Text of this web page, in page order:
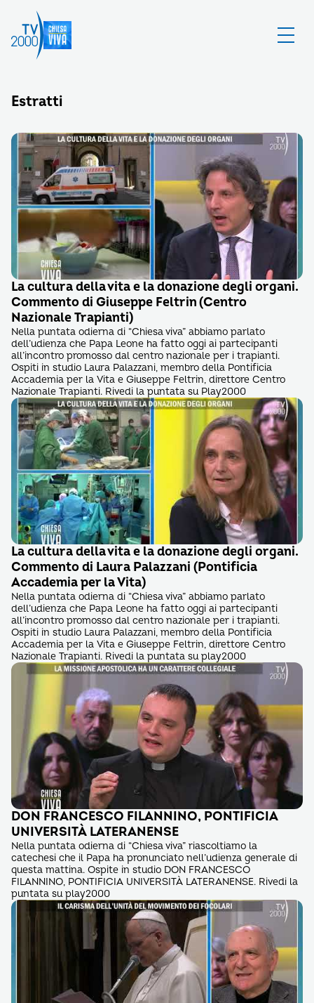
Estratti
La cultura della vita e la donazione degli organi.
Commento di Giuseppe Feltrin (Centro
Nazionale Trapianti)
Nella puntata odierna di “Chiesa viva” abbiamo parlato
dell’udienza che Papa Leone ha fatto oggi ai partecipanti
all’incontro promosso dal centro nazionale per i trapianti.
Ospiti in studio Laura Palazzani, membro della Pontificia
Accademia per la Vita e Giuseppe Feltrin, direttore Centro
Nazionale Trapianti. Rivedi la puntata su Play2000
La cultura della vita e la donazione degli organi.
Commento di Laura Palazzani (Pontificia
Accademia per la Vita)
Nella puntata odierna di “Chiesa viva” abbiamo parlato
dell’udienza che Papa Leone ha fatto oggi ai partecipanti
all’incontro promosso dal centro nazionale per i trapianti.
Ospiti in studio Laura Palazzani, membro della Pontificia
Accademia per la Vita e Giuseppe Feltrin, direttore Centro
Nazionale Trapianti. Rivedi la puntata su play2000
DON FRANCESCO FILANNINO, PONTIFICIA
UNIVERSITÀ LATERANENSE
Nella puntata odierna di “Chiesa viva” riascoltiamo la
catechesi che il Papa ha pronunciato nell’udienza generale di
questa mattina. Ospite in studio DON FRANCESCO
FILANNINO, PONTIFICIA UNIVERSITÀ LATERANENSE. Rivedi la
puntata su play2000